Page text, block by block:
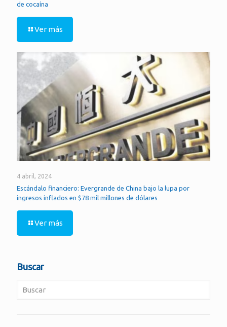
de cocaína
Ver más
4 abril, 2024
Escándalo financiero: Evergrande de China bajo la lupa por
ingresos inflados en $78 mil millones de dólares
Ver más
Buscar